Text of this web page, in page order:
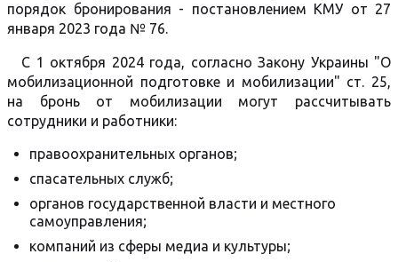
порядок бронирования - постановлением КМУ от 27
января 2023 года № 76.
С 1 октября 2024 года, согласно Закону Украины "О
мобилизационной подготовке и мобилизации" ст. 25,
на бронь от мобилизации могут рассчитывать
сотрудники и работники:
правоохранительных органов;
спасательных служб;
органов государственной власти и местного
самоуправления;
компаний из сферы медиа и культуры;